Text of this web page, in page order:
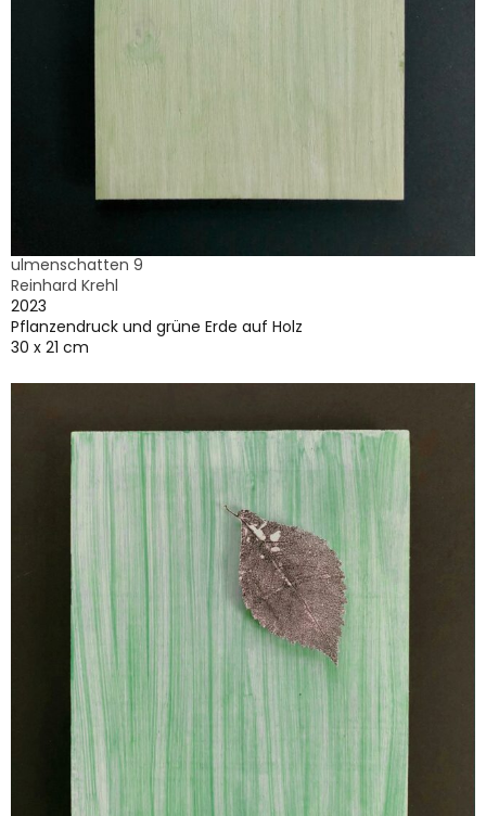
ulmenschatten 9
Reinhard Krehl
2023
Pflanzendruck und grüne Erde auf Holz
30 x 21 cm